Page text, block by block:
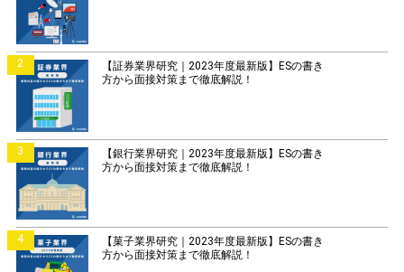
2
【証券業界研究｜2023年度最新版】ESの書き
方から面接対策まで徹底解説！
3
【銀行業界研究｜2023年度最新版】ESの書き
方から面接対策まで徹底解説！
4
【菓子業界研究｜2023年度最新版】ESの書き
方から面接対策まで徹底解説！